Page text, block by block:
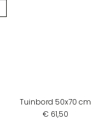
Tuinbord 50x70 cm
€ 61,50